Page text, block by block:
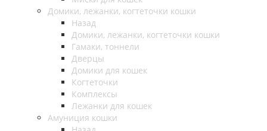
Домики, лежанки, когтеточки кошки
Назад
Домики, лежанки, когтеточки кошки
Гамаки, тоннели
Дверцы
Домики для кошек
Когтеточки
Комплексы
Лежанки для кошек
Амуниция кошки